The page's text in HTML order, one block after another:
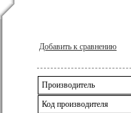
Добавить к сравнению
Производитель
Код производителя